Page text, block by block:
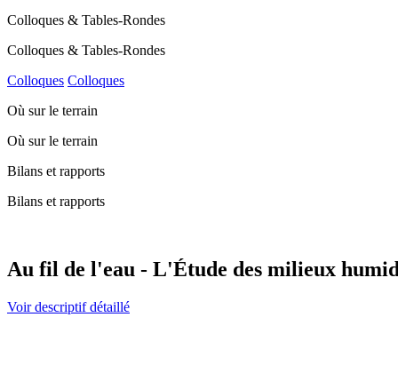
Colloques & Tables-Rondes
Colloques & Tables-Rondes
Colloques Colloques
Où sur le terrain
Où sur le terrain
Bilans et rapports
Bilans et rapports
Au fil de l'eau - L'Étude des milieux
Voir descriptif détaillé